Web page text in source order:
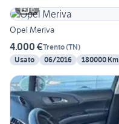
6
Opel Meriva
4.000 €Trento(TN)
Usato
06/2016 180000 Km